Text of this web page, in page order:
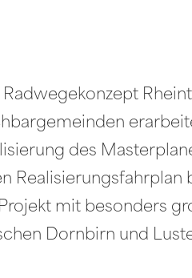
Radwegekonzept
des
Realisierungsfahrplan
mit besonders
Dornbirn und